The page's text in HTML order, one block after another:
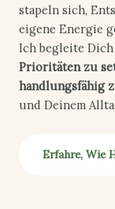
stapeln sich,
eigene Energie
Ich begleite Dich
Prioritäten zu
handlungsfähig
und Deinem
Erfahre, Wie